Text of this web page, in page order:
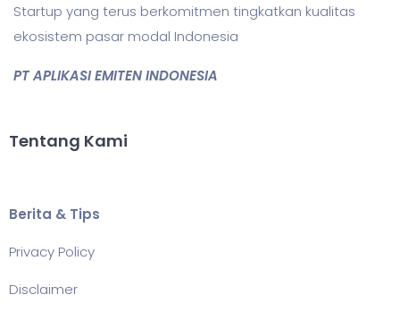
Startup yang terus berkomitmen tingkatkan kualitas
ekosistem pasar modal Indonesia
PT APLIKASI EMITEN INDONESIA
Tentang Kami
Berita & Tips
Privacy Policy
Disclaimer